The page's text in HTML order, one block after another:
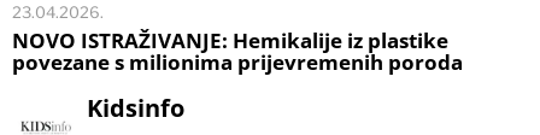
23.04.2026.
NOVO ISTRAŽIVANJE: Hemikalije iz plastike
povezane s milionima prijevremenih poroda
Kidsinfo